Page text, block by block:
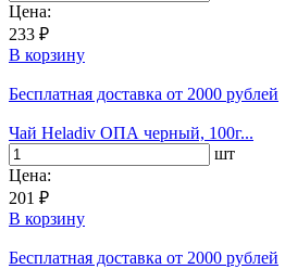
Цена:
233 ₽
В корзину
Бесплатная доставка от 2000 рублей
Чай Heladiv ОПА черный, 100г...
шт
Цена:
201 ₽
В корзину
Бесплатная доставка от 2000 рублей